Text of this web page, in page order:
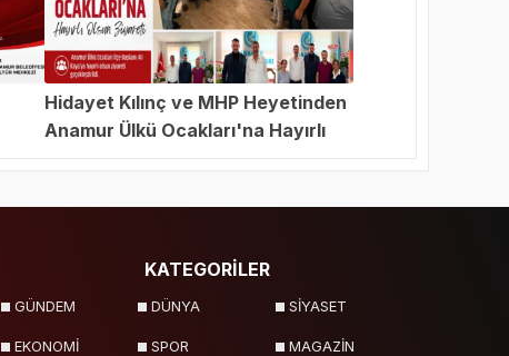
Hidayet Kılınç ve MHP Heyetinden
Anamur Ülkü Ocakları'na Hayırlı
KATEGORİLER
GÜNDEM DÜNYA SİYASET
EKONOMİ SPOR MAGAZİN